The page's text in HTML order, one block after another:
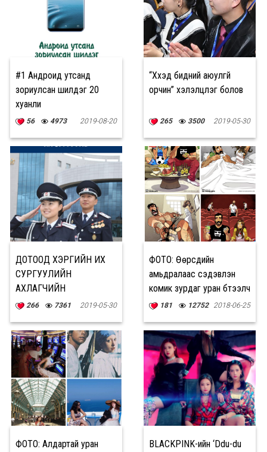
#1 Андроид утсанд
зориулсан шилдэг 20
хуанли
56 4973 2019-08-20
“Хүүхэд бидний аюулгүй
орчин” хэлэлцүүлэг болов
265 3500 2019-05-30
ДОТООД ХЭРГИЙН ИХ
СУРГУУЛИЙН
АХЛАГЧИЙН
СУРГУУЛЬД ЭЛСЭН
ЦАГДААГИЙН
БАЙГУУЛЛАГАД
АЖИЛЛАХЫГ УРЬЖ
БАЙНА
266 7361 2019-05-30
ФОТО: Өөрсдийн
амьдралаас сэдэвлэн
комик зурдаг уран бүтээлч
хос181 12752 2018-06-25
ФОТО: Алдартай уран
BLACKPINK-ийн ‘Ddu-du